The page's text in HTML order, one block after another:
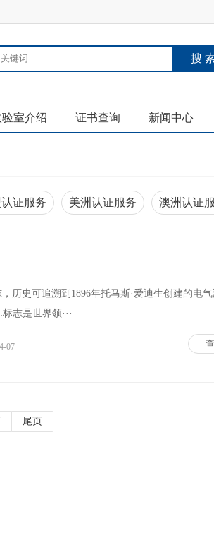
验室介绍 证书查询 新闻中心
证服务 美洲认证服务
澳洲认证
历史可追溯到1896年托马斯·爱迪生创建的电
志是世界领···
07
尾页